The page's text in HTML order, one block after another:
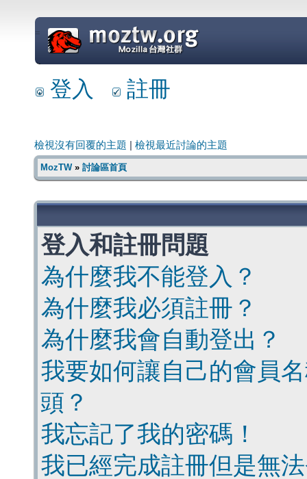
=
登入 註冊
檢視沒有回覆的主題 檢視最近討論的主題
MozTW» 討論區首頁
登入和註冊問題
為什麼我不能登入？
為什麼我必須註冊？
為什麼我會自動登出？
我要如何讓自己的會員
頭？
我忘記了我的密碼！
我已經完成註冊但是無